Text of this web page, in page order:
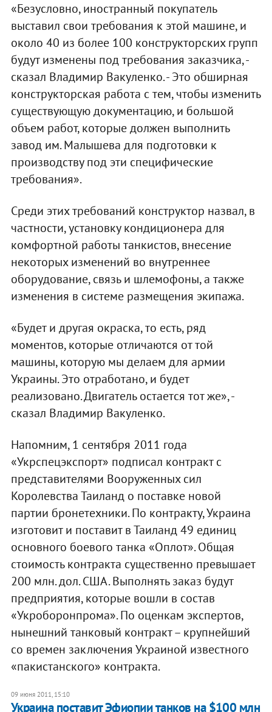
«Безусловно, иностранный покупатель
выставил свои требования к этой машине, и
около 40 из более 100 конструкторских групп
будут изменены под требования заказчика, -
сказал Владимир Вакуленко. - Это обширная
конструкторская работа с тем, чтобы изменить
существующую документацию, и большой
объем работ, которые должен выполнить
завод им. Малышева для подготовки к
производству под эти специфические
требования».
Среди этих требований конструктор назвал, в
частности, установку кондиционера для
комфортной работы танкистов, внесение
некоторых изменений во внутреннее
оборудование, связь и шлемофоны, а также
изменения в системе размещения экипажа.
«Будет и другая окраска, то есть, ряд
моментов, которые отличаются от той
машины, которую мы делаем для армии
Украины. Это отработано, и будет
реализовано. Двигатель остается тот же», -
сказал Владимир Вакуленко.
Напомним, 1 сентября 2011 года
«Укрспецэкспорт» подписал контракт с
представителями Вооруженных сил
Королевства Таиланд о поставке новой
партии бронетехники. По контракту, Украина
изготовит и поставит в Таиланд 49 единиц
основного боевого танка «Оплот». Общая
стоимость контракта существенно превышает
200 млн. дол. США. Выполнять заказ будут
предприятия, которые вошли в состав
«Укроборонпрома». По оценкам экспертов,
нынешний танковый контракт – крупнейший
со времен заключения Украиной известного
«пакистанского» контракта.
09 июня 2011, 15:10
Украина поставит Эфиопии танков на $100 млн